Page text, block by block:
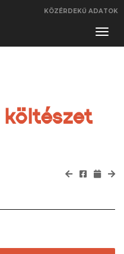
KÖZÉRDEKŰ ADATOK
költészet